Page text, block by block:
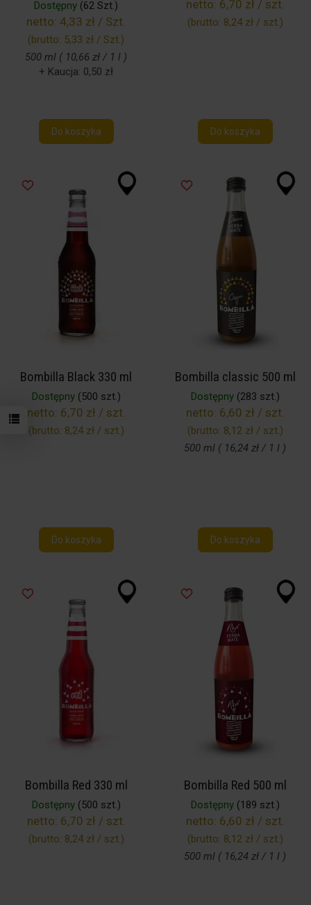
Dostępny (62 Szt.)
netto: 4,33 zł / Szt.
(brutto: 5,33 zł / Szt.)
500 ml ( 10,66 zł / 1 l )
+ Kaucja: 0,50 zł
Do koszyka
netto: 6,70 zł / szt.
(brutto: 8,24 zł / szt.)
Do koszyka
Bombilla Black 330 ml
Dostępny(500 szt.)
netto: 6,70 zł / szt.
(brutto: 8,24 zł / szt.)
Do koszyka
Bombilla classic 500 ml
Dostępny(283 szt.)
netto: 6,60 zł / szt.
(brutto: 8,12 zł / szt.)
500 ml ( 16,24 zł / 1 l )
Do koszyka
Bombilla Red 330 ml
Dostępny(500 szt.)
netto: 6,70 zł / szt.
(brutto: 8,24 zł / szt.)
Bombilla Red 500 ml
Dostępny(189 szt.)
netto: 6,60 zł / szt.
(brutto: 8,12 zł / szt.)
500 ml ( 16,24 zł / 1 l )